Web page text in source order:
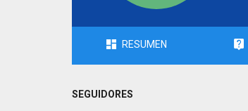
RESUMEN
SEGUIDORES